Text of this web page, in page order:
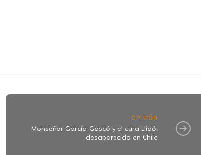
OPINIÓN
Monseñor García-Gascó y el cura Llidó,
desaparecido en Chile